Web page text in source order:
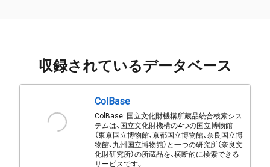
収録されているデータベース
ColBase
ColBase: 国立文化財機構所蔵品統合検索シス
テムは、国立文化財機構の4つの国立博物館
（東京国立博物館、京都国立博物館、奈良国立博
物館、九州国立博物館）と一つの研究所（奈良文
化財研究所）の所蔵品を、横断的に検索できる
サービスです。